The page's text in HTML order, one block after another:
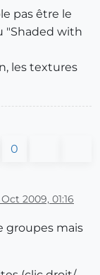
pas être le
"Shaded with
les textures
0
Oct 2009, 01:16
groupes mais